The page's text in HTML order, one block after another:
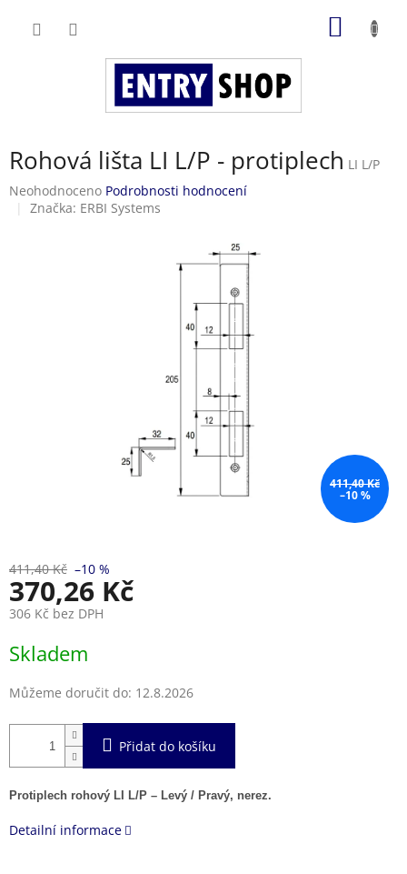
Rohová lišta LI L/P - protiplech LI L/P
Průměrné
hodnocení
Neohodnoceno Podrobnosti hodnocení
Značka: ERBI Systems
411,40 Kč
–10 %
411,40 Kč –10 %
370,26 Kč
306 Kč bez DPH
cena:
Skladem
Můžeme doručit do: 12.8.2026
Přidat do košíku
Protiplech rohový LI L/P – Levý / Pravý, nerez.
Detailní informace